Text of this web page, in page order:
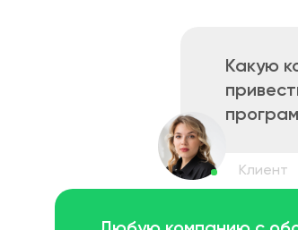
Какую